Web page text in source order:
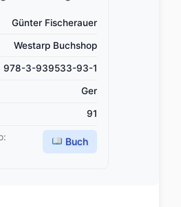
Günter Fischerauer
Westarp Buchshop
978-3-939533-93-1
Ger
91
Buch